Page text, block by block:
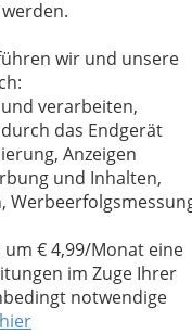
wir und unsere
verarbeiten,
das Endgerät
Anzeigen
und Inhalten,
€ 4,99/Monat eine
im Zuge Ihrer
notwendige
hier
in der
auch